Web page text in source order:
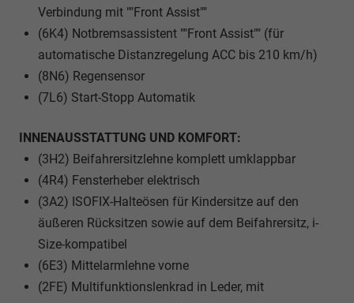
Verbindung mit ""Front Assist""
(6K4) Notbremsassistent ""Front Assist"" (für
automatische Distanzregelung ACC bis 210 km/h)
(8N6) Regensensor
(7L6) Start-Stopp Automatik
INNENAUSSTATTUNG UND KOMFORT:
(3H2) Beifahrersitzlehne komplett umklappbar
(4R4) Fensterheber elektrisch
(3A2) ISOFIX-Halteösen für Kindersitze auf den
äußeren Rücksitzen sowie auf dem Beifahrersitz, i-
Size-kompatibel
(6E3) Mittelarmlehne vorne
(2FE) Multifunktionslenkrad in Leder, mit